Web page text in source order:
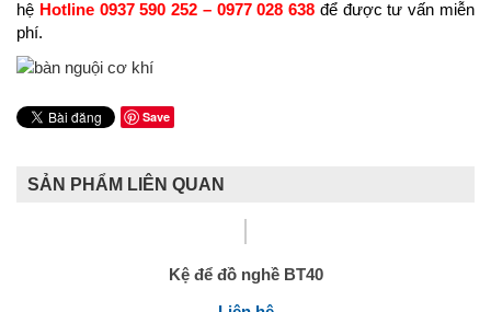
hệ Hotline 0937 590 252 – 0977 028 638 để được tư vấn miễn
phí.
Save
SẢN PHẨM LIÊN QUAN
Kệ để đồ nghề BT40